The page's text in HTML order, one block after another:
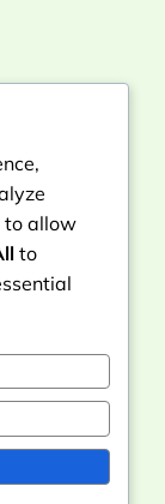
Wisata
to allow
to